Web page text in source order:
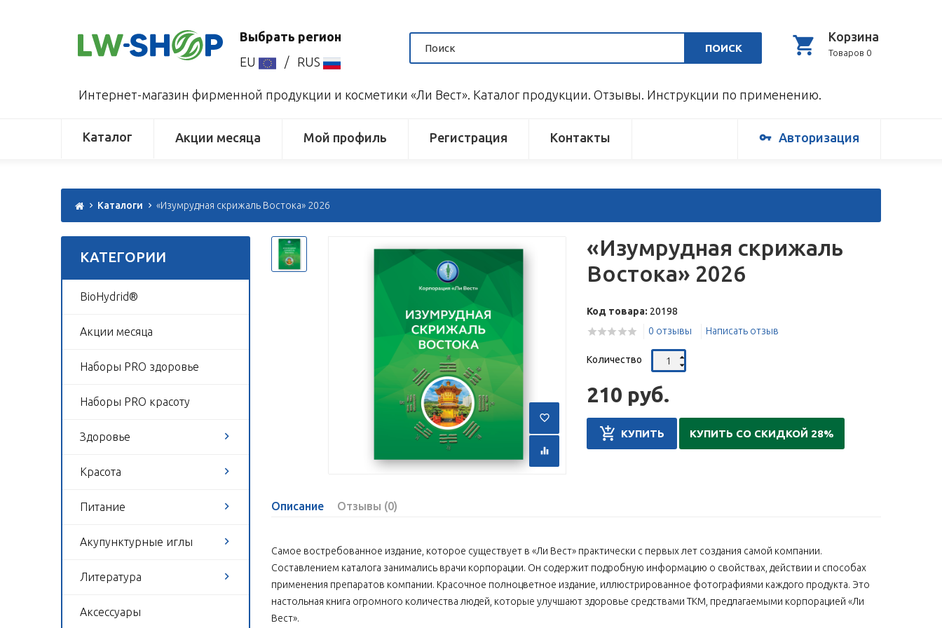
Корзина
Товаров 0
ПОИСК
Выбрать регион
EU
/ RUS
Интернет-магазин фирменной продукции и косметики «Ли Вест». Каталог продукции. Отзывы. Инструкции по применению.
Каталог Акции месяца Мой профиль Регистрация Контакты Авторизация
Каталоги «Изумрудная скрижаль Востока» 2026
КАТЕГОРИИ
BioHydrid®
Акции месяца
Наборы PRO здоровье
Наборы PRO красоту
Здоровье
Красота
Питание
Акупунктурные иглы
Литература
Аксессуары
«Изумрудная скрижаль
Востока» 2026
Код товара: 20198
0 отзывы
Написать отзыв
Количество
210 руб.
КУПИТЬ КУПИТЬ СО СКИДКОЙ 28%
Описание Отзывы (0)
Самое востребованное издание, которое существует в «Ли Вест» практически с первых лет создания самой компании.
Составлением каталога занимались врачи корпорации. Он содержит подробную информацию о свойствах, действии и способах
применения препаратов компании. Красочное полноцветное издание, иллюстрированное фотографиями каждого продукта. Это
настольная книга огромного количества людей, которые улучшают здоровье средствами ТКМ, предлагаемыми корпорацией «Ли
Вест».